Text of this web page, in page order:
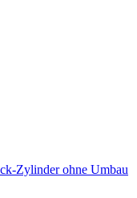
Zylinder ohne Umbau